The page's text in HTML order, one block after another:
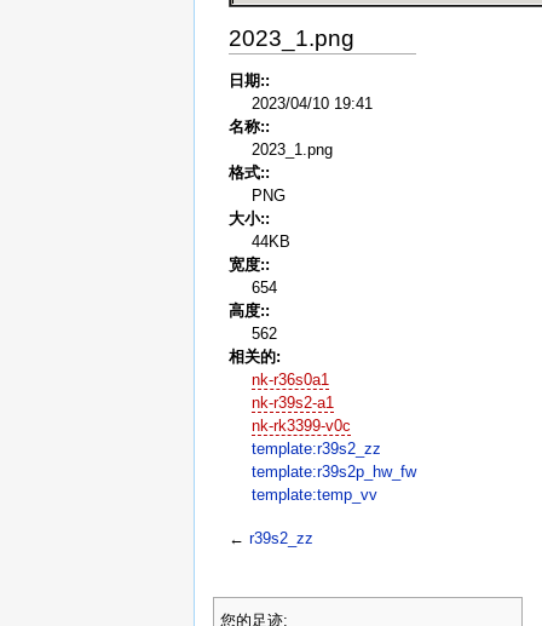
2023_1.png
日期::
2023/04/10 19:41
名称::
2023_1.png
格式::
PNG
大小::
44KB
宽度::
654
高度::
562
相关的:
nk-r36s0a1
nk-r39s2-a1
nk-rk3399-v0c
template:r39s2_zz
template:r39s2p_hw_fw
template:temp_vv
← r39s2_zz
您的足迹: